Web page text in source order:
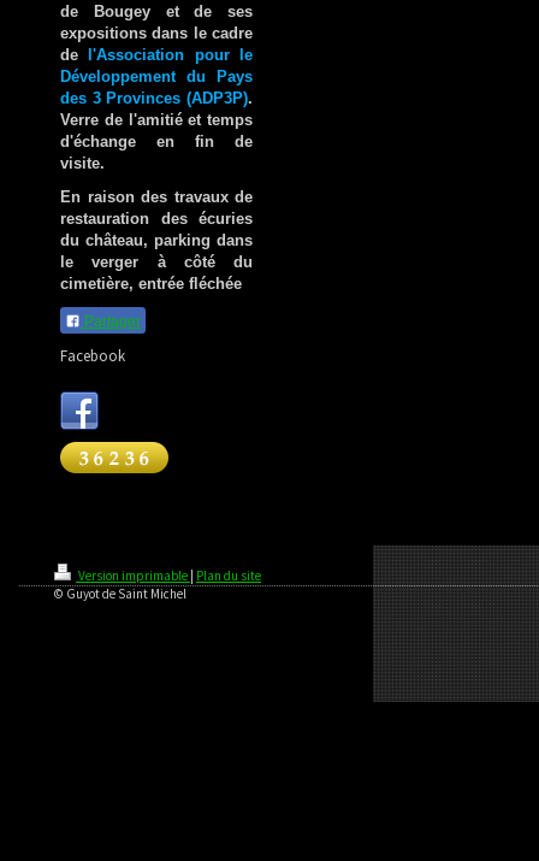
de Bougey et de ses
expositions dans le cadre
de
l'Association pour le
Développement du Pays
des 3 Provinces (ADP3P).
Verre de l'amitié et temps
d'échange en fin de
visite.
En raison des travaux de
restauration des écuries
du château, parking dans
le verger à côté du
cimetière, entrée fléchée
Partager
Facebook
Version imprimable | Plan du site
© Guyot de Saint Michel